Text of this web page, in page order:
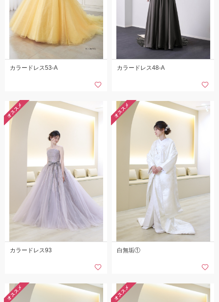
カラードレス53-A カラードレス48-A
オススメ
カラードレス93
オススメ
白無垢①
オススメ オススメ